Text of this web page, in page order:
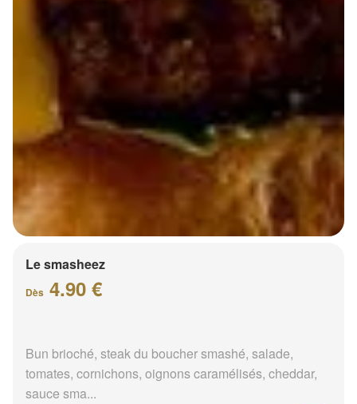
Le smasheez
Dès 4.90 €
Bun brioché, steak du boucher smashé, salade,
tomates, cornichons, oignons caramélisés, cheddar,
sauce sma...